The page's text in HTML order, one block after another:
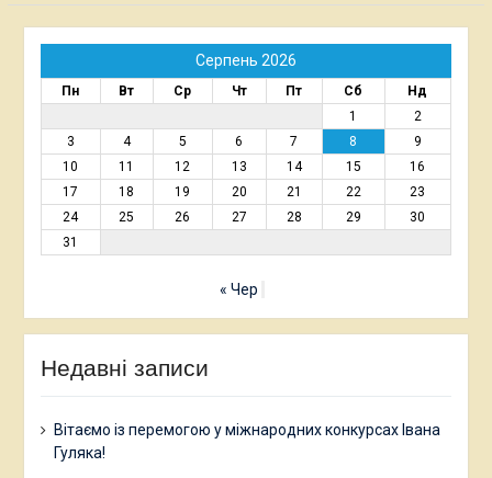
Серпень 2026
Пн Вт Ср Чт Пт Сб
Нд
1
2
3
4 5 6 7 8
9
10
11 12 13 14 15
16
17
18 19 20 21 22
23
24
25 26 27 28 29
30
31
« Чер
Недавні записи
Вітаємо із перемогою у міжнародних конкурсах Івана
Гуляка!